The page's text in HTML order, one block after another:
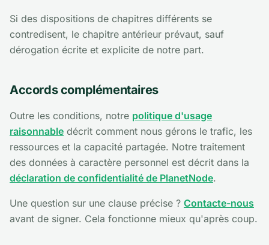
Si des dispositions de chapitres différents se
contredisent, le chapitre antérieur prévaut, sauf
dérogation écrite et explicite de notre part.
Accords complémentaires
Outre les conditions, notre politique d'usage
raisonnable décrit comment nous gérons le trafic, les
ressources et la capacité partagée. Notre traitement
des données à caractère personnel est décrit dans la
déclaration de confidentialité de PlanetNode.
Une question sur une clause précise ? Contacte-nous
avant de signer. Cela fonctionne mieux qu'après coup.